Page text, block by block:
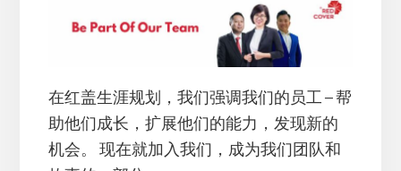
在红盖生涯规划，我们强调我们的员工 – 帮
助他们成长，扩展他们的能力，发现新的
机会。 现在就加入我们，成为我们团队和